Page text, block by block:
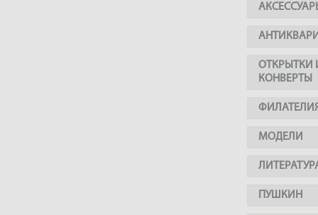
ОТКРЫТКИ
КОНВЕРТЫ
МОДЕЛИ
ПУШКИН